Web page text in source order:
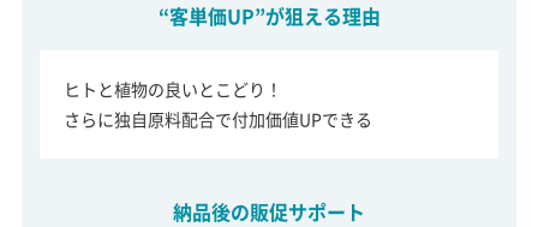
“客単価UP”が狙える理由
ヒトと植物の良いとこどり！
さらに独自原料配合で付加価値UPできる
納品後の販促サポート